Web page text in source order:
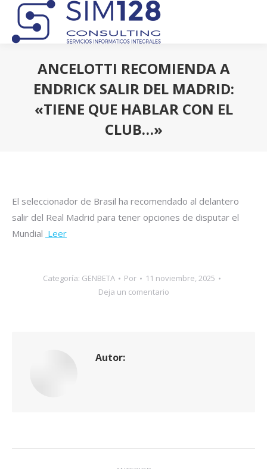
ANCELOTTI RECOMIENDA A
ENDRICK SALIR DEL MADRID:
«TIENE QUE HABLAR CON EL
CLUB…»
El seleccionador de Brasil ha recomendado al delantero
salir del Real Madrid para tener opciones de disputar el
Mundial Leer
Categoría: GENBETA Por
11 noviembre, 2025
Deja un comentario
Autor:
Navegación